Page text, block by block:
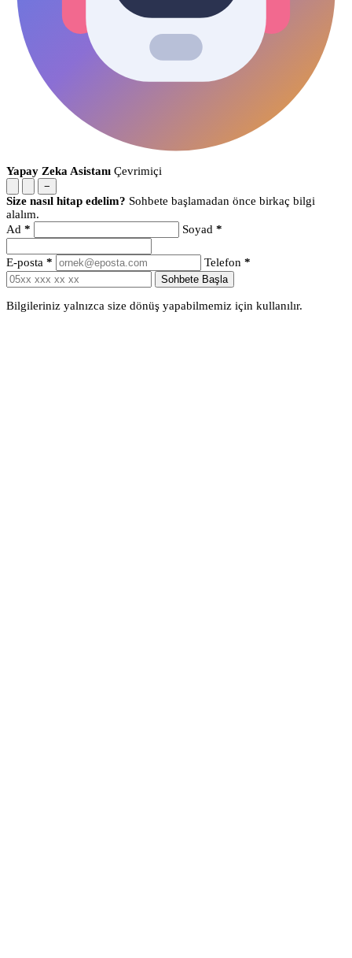
Yapay Zeka Asistanı Çevrimiçi
−
Size nasıl hitap edelim? Sohbete başlamadan önce birkaç bilgi
alalım.
Ad * Soyad *
E-posta * Telefon *
Sohbete Başla
Bilgileriniz yalnızca size dönüş yapabilmemiz için kullanılır.